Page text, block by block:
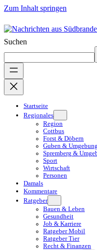
Zum Inhalt springen
Suchen
Startseite
Regionales
Region
Cottbus
Forst & Döbern
Guben & Umgebung
Spremberg &
Sport
Wirtschaft
Personen
Damals
Kommentare
Ratgeber
Bauen & Leben
Gesundheit
Job & Karriere
Ratgeber Mobil
Ratgeber Tier
Recht & Finanzen